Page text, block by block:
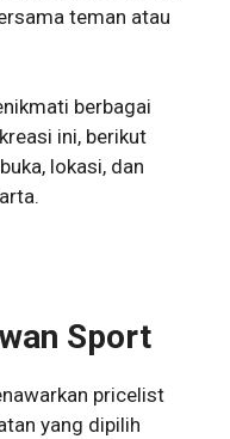
teman atau
berbagai
ini, berikut
lokasi, dan
Sport
pricelist
yang dipilih